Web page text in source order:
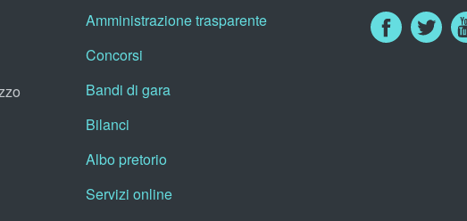
Amministrazione trasparente
Concorsi
Bandi di gara
Bilanci
Albo pretorio
Servizi online